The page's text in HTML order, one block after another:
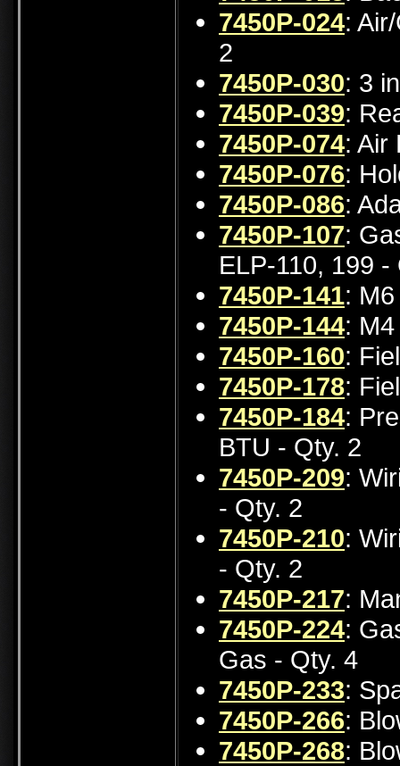
7450P-024:
2
7450P-030: 3
7450P-039:
7450P-074: Air
7450P-076:
7450P-086:
7450P-107:
ELP-110, 199 -
7450P-141:
7450P-144:
7450P-160:
7450P-178:
7450P-184:
BTU - Qty. 2
7450P-209:
- Qty. 2
7450P-210:
- Qty. 2
7450P-217:
7450P-224:
Gas - Qty. 4
7450P-233:
7450P-266:
7450P-268: